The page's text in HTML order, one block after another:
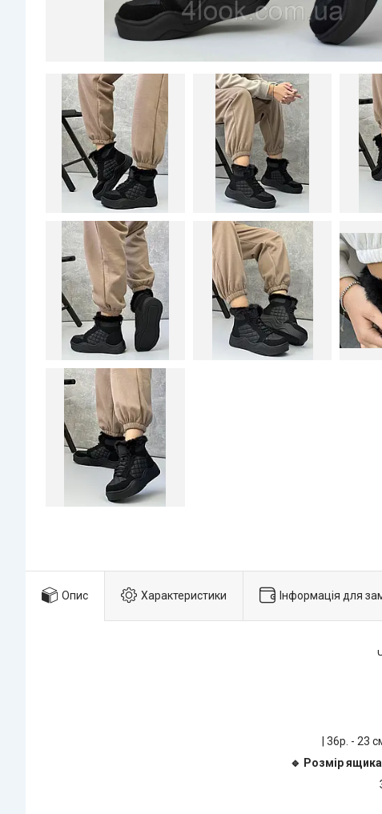
Опис Характеристики Інформація для
| 36р. - 23
🔹 Розмір